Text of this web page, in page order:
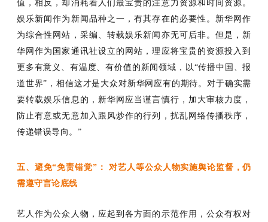
值，相反，却消耗着人们最宝贵的注意力资源和时间资源。
娱乐新闻作为新闻品种之一，有其存在的必要性。新华网作
为综合性网站，采编、转载娱乐新闻亦无可后非。但是，新
华网作为国家通讯社设立的网站，理应将宝贵的资源投入到
更多有意义、有温度、有价值的新闻领域，以“传播中国、报
道世界”，相信这才是大众对新华网应有的期待。对于确实需
要转载娱乐信息的，新华网应当谨言慎行，加大审核力度，
防止有意或无意加入跟风炒作的行列，扰乱网络传播秩序，
传递错误导向。 ”
五、避免“免责错觉”： 对艺人等公众人物实施舆论监督，仍
需遵守言论底线
艺人作为公众人物，应起到各方面的示范作用，公众有权对